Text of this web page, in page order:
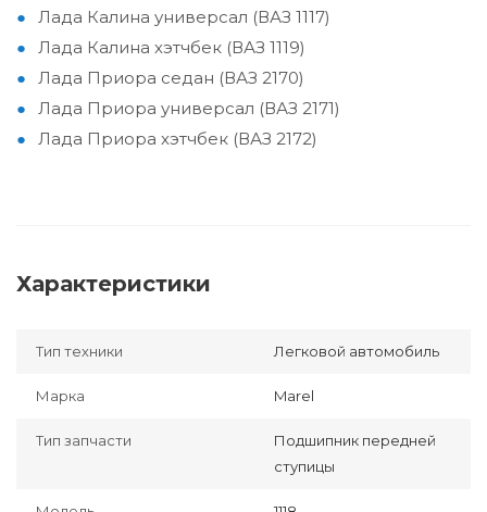
Лада Калина универсал (ВАЗ 1117)
Лада Калина хэтчбек (ВАЗ 1119)
Лада Приора седан (ВАЗ 2170)
Лада Приора универсал (ВАЗ 2171)
Лада Приора хэтчбек (ВАЗ 2172)
Характеристики
Тип техники Легковой автомобиль
Марка Marel
Тип запчасти
Подшипник передней
ступицы